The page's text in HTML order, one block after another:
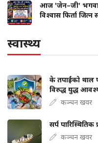
आज 'जेन–जी'
विश्वास फिर्ता
स्वास्थ्य
के तपाईंको थाल
विरुद्ध युद्ध
कञ्चन खवर
सर्प पारिस्थितिक
कञ्चन खवर